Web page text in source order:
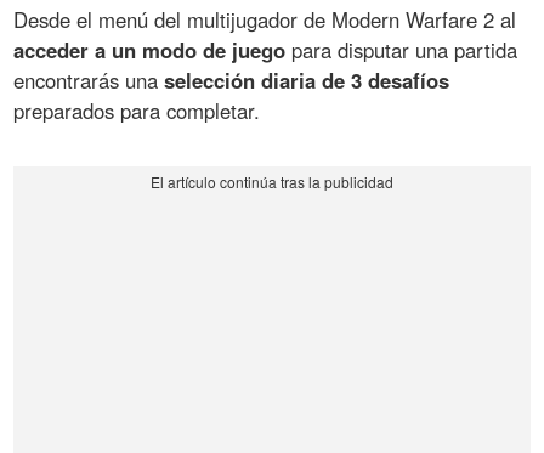
Desde el menú del multijugador de Modern Warfare 2 al
acceder a un modo de juego para disputar una partida
encontrarás unaselección diaria de 3 desafíos
preparados para completar.